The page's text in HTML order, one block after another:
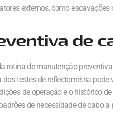
externos, como escavações
de
rotina de manutenção
testes de reflectometria pode
de operação e o histórico
de necessidade de cabo